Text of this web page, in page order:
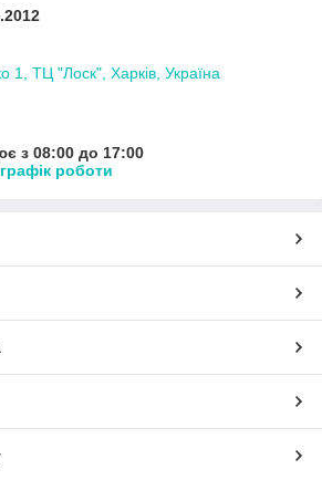
1, ТЦ "Лоск", Харків, Україна
з 08:00 до 17:00
роботи